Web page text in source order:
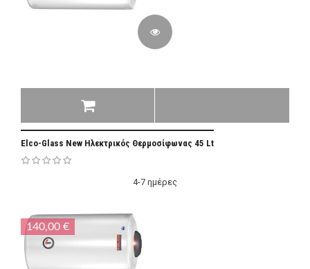
Elco-Glass New Ηλεκτρικός Θερμοσίφωνας 45 Lt
4-7 ημέρες
140,00 €